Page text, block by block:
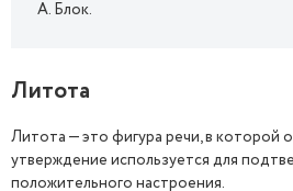
А. Блок.
Литота
Литота — это фигура речи, в которой
утверждение используется для
положительного настроения.